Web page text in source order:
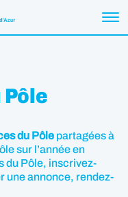
Pôle
du Pôle partagées à
sur l’année en
du Pôle, inscrivez-
une annonce, rendez-